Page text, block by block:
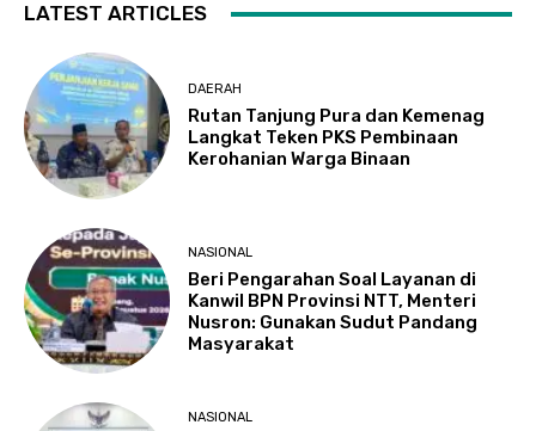
LATEST ARTICLES
DAERAH
Rutan Tanjung Pura dan Kemenag
Langkat Teken PKS Pembinaan
Kerohanian Warga Binaan
NASIONAL
Beri Pengarahan Soal Layanan di
Kanwil BPN Provinsi NTT, Menteri
Nusron: Gunakan Sudut Pandang
Masyarakat
NASIONAL